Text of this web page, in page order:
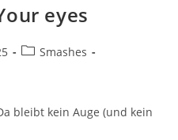
eyes
Beitrags-
Smashes
bleibt kein Auge (und kein